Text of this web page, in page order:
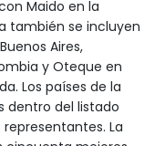
Maido en la
también se incluyen
Aires,
y Oteque en
Los países de la
dentro del listado
La